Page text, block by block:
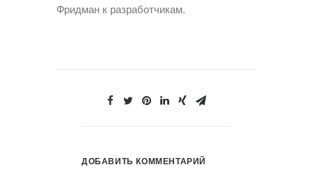
Фридман к разработчикам.
ДОБАВИТЬ КОММЕНТАРИЙ